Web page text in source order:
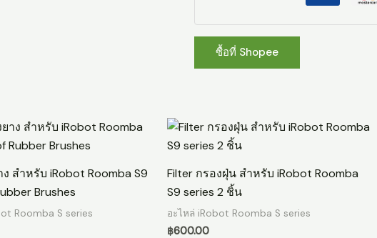
ซื้อที่ Shopee
สำหรับ iRobot Roomba S9
Brushes
Roomba S series
Filter กรองฝุ่น สำหรับ iRobot Roomba
S9 series 2 ชิ้น
อะไหล่ iRobot Roomba S series
฿600.00